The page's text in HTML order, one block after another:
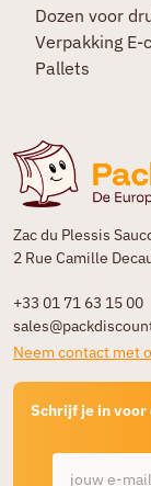
Zac du Plessis
2 Rue Camille
+33 01 71 63 15 00
Neem contact met
Schrijf je in
Dozen voor
Verpakking E-
Pallets